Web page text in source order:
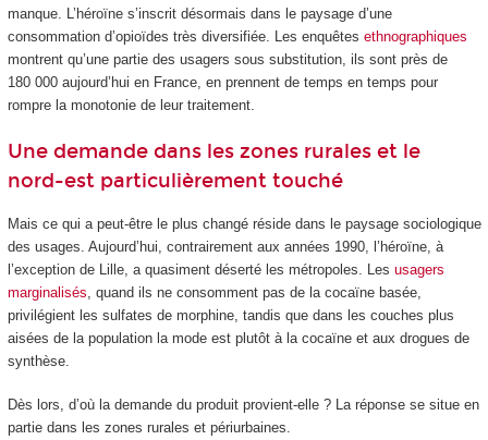
manque. L’héroïne s’inscrit désormais dans le paysage d’une
consommation d’opioïdes très diversifiée. Les enquêtes ethnographiques
montrent qu’une partie des usagers sous substitution, ils sont près de
180 000 aujourd’hui en France, en prennent de temps en temps pour
rompre la monotonie de leur traitement.
Une demande dans les zones rurales et le
nord-est particulièrement touché
Mais ce qui a peut-être le plus changé réside dans le paysage sociologique
des usages. Aujourd’hui, contrairement aux années 1990, l’héroïne, à
l’exception de Lille, a quasiment déserté les métropoles. Les usagers
marginalisés , quand ils ne consomment pas de la cocaïne basée,
privilégient les sulfates de morphine, tandis que dans les couches plus
aisées de la population la mode est plutôt à la cocaïne et aux drogues de
synthèse.
Dès lors, d’où la demande du produit provient-elle ? La réponse se situe en
partie dans les zones rurales et périurbaines.